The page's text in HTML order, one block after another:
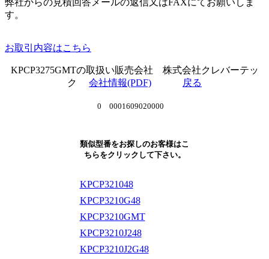
す。
お取引内容はこちら
KPCP3275GMTの取扱い販売会社 株式会社クレバーテッ
ク 会社情報(PDF) 戻る
0 0001609020000
類似型番をお探しのお客様はこ
ちらをクリックして下さい。
KPCP321048
KPCP3210G48
KPCP3210GMT
KPCP3210J248
KPCP3210J2G48